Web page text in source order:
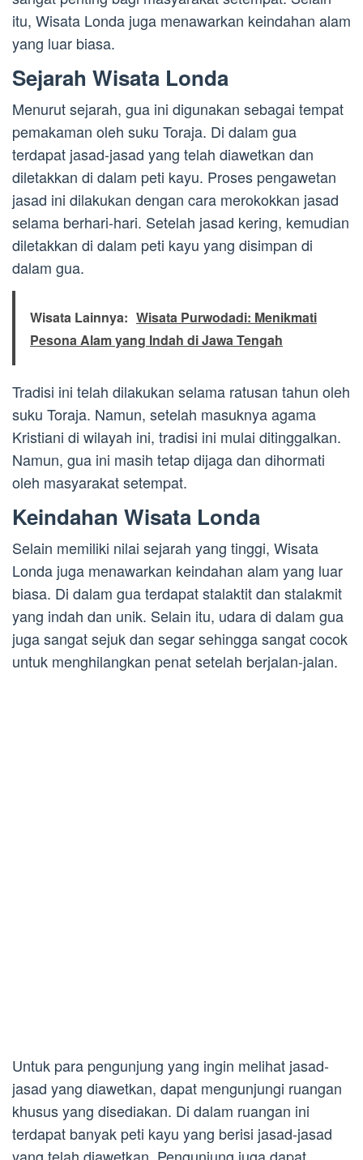
itu, Wisata Londa juga menawarkan keindahan alam
yang luar biasa.
Sejarah Wisata Londa
Menurut sejarah, gua ini digunakan sebagai tempat
pemakaman oleh suku Toraja. Di dalam gua
terdapat jasad-jasad yang telah diawetkan dan
diletakkan di dalam peti kayu. Proses pengawetan
jasad ini dilakukan dengan cara merokokkan jasad
selama berhari-hari. Setelah jasad kering, kemudian
diletakkan di dalam peti kayu yang disimpan di
dalam gua.
Wisata Lainnya: Wisata Purwodadi: Menikmati
Pesona Alam yang Indah di Jawa Tengah
Tradisi ini telah dilakukan selama ratusan tahun oleh
suku Toraja. Namun, setelah masuknya agama
Kristiani di wilayah ini, tradisi ini mulai ditinggalkan.
Namun, gua ini masih tetap dijaga dan dihormati
oleh masyarakat setempat.
Keindahan Wisata Londa
Selain memiliki nilai sejarah yang tinggi, Wisata
Londa juga menawarkan keindahan alam yang luar
biasa. Di dalam gua terdapat stalaktit dan stalakmit
yang indah dan unik. Selain itu, udara di dalam gua
juga sangat sejuk dan segar sehingga sangat cocok
untuk menghilangkan penat setelah berjalan-jalan.
Untuk para pengunjung yang ingin melihat jasad-
jasad yang diawetkan, dapat mengunjungi ruangan
khusus yang disediakan. Di dalam ruangan ini
terdapat banyak peti kayu yang berisi jasad-jasad